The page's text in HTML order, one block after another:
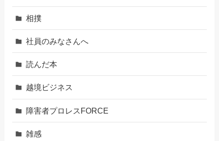
相撲
社員のみなさんへ
読んだ本
越境ビジネス
障害者プロレスFORCE
雑感